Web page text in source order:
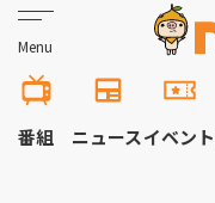
Menu
番組 ニュースイベント